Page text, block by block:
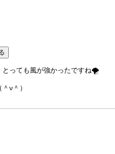
とっても風が強かったですね🌪
ν＾）